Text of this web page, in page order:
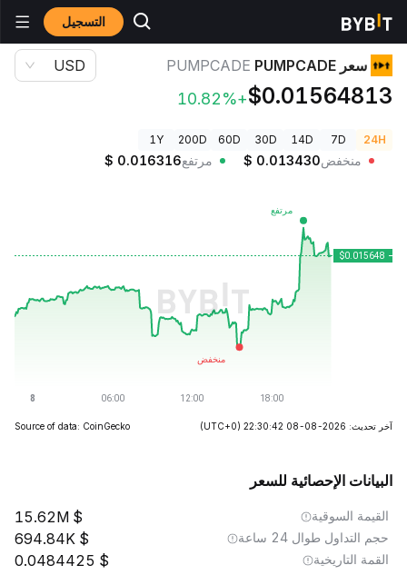
التسجيل أسعار العملات الرقمية
سعر PUMPCADE PUMPCADE
$0.01564813
+10.82%
USD
24H
7D
14D
30D
60D
200D
1Y
منخفض $ 0.013430 مرتفع $ 0.016316
آخر تحديث: 2026-08-08 22:30:42 (UTC+0)
Source of data: CoinGecko
البيانات الإحصائية للسعر
القيمة السوقية 15.62M
حجم التداول طوال 24 ساعة 694.84K
القمة التاريخية 0.0484425